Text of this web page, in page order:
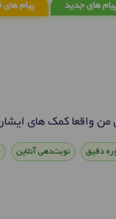
های جدید پیام
واقعا کمک های
دقیق نوبت‌دهی آنلاین